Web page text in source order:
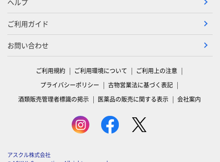
ご利用ガイド
お問い合わせ
ご利用規約 ご利用環境について
ご利用上の注意
プライバシーポリシー
古物営業法に基づく表記
酒類販売管理者標識の掲示
医薬品の販売に関する表示 会社案内
アスクル株式会社